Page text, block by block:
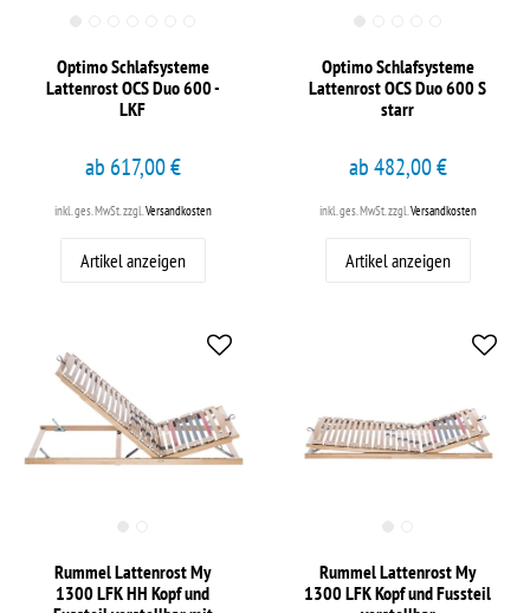
Optimo Schlafsysteme
Lattenrost OCS Duo 600 -
LKF
ab 617,00 €
inkl. ges. MwSt.zzgl.Versandkosten
Artikel anzeigen
Optimo Schlafsysteme
Lattenrost OCS Duo 600 S
starr
ab 482,00 €
inkl. ges. MwSt.zzgl.Versandkosten
Artikel anzeigen
Rummel Lattenrost My
1300 LFK HH Kopf und
Rummel Lattenrost My
1300 LFK Kopf und Fussteil